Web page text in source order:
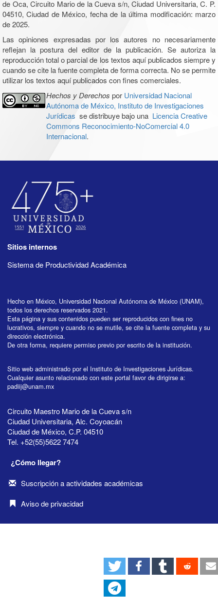
de Oca, Circuito Mario de la Cueva s/n, Ciudad Universitaria, C. P.
04510, Ciudad de México, fecha de la última modificación: marzo
de 2025.
Las opiniones expresadas por los autores no necesariamente
reflejan la postura del editor de la publicación. Se autoriza la
reproducción total o parcial de los textos aquí publicados siempre y
cuando se cite la fuente completa de forma correcta. No se permite
utilizar los textos aquí publicados con fines comerciales.
Hechos y Derechos por Universidad Nacional
Autónoma de México, Instituto de Investigaciones
Jurídicas se distribuye bajo una Licencia Creative
Commons Reconocimiento-NoComercial 4.0
Internacional.
Sitios internos
Sistema de Productividad Académica
Hecho en México, Universidad Nacional Autónoma de México (UNAM),
todos los derechos reservados 2021.
Esta página y sus contenidos pueden ser reproducidos con fines no
lucrativos, siempre y cuando no se mutile, se cite la fuente completa y su
dirección electrónica.
De otra forma, requiere permiso previo por escrito de la institución.
Sitio web administrado por el Instituto de Investigaciones Jurídicas.
Cualquier asunto relacionado con este portal favor de dirigirse a:
padiij@unam.mx
Circuito Maestro Mario de la Cueva s/n
Ciudad Universitaria, Alc. Coyoacán
Ciudad de México, C.P. 04510
Tel. +52(55)5622 7474
¿Cómo llegar?
Suscripción a actividades académicas
Aviso de privacidad